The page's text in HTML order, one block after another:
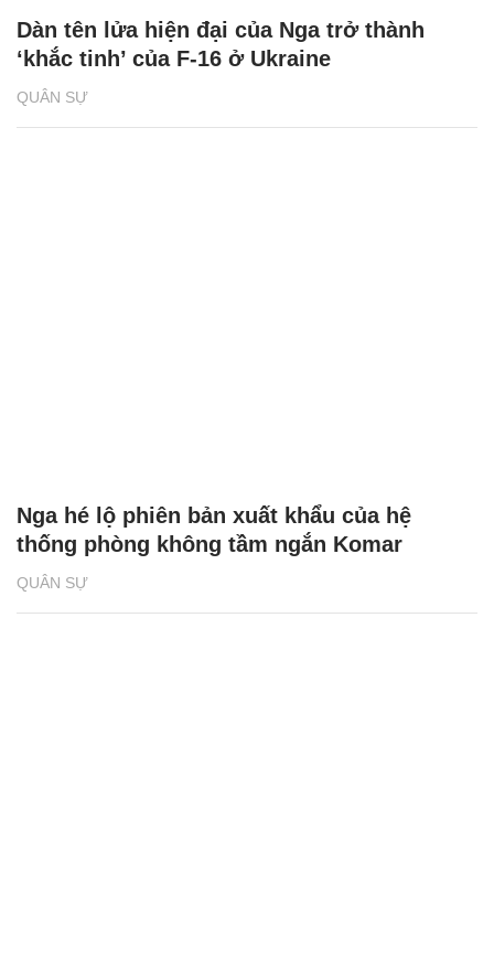
QUÂN SỰ
Dàn tên lửa hiện đại của Nga trở thành
‘khắc tinh’ của F-16 ở Ukraine
QUÂN SỰ
Nga hé lộ phiên bản xuất khẩu của hệ
thống phòng không tầm ngắn Komar